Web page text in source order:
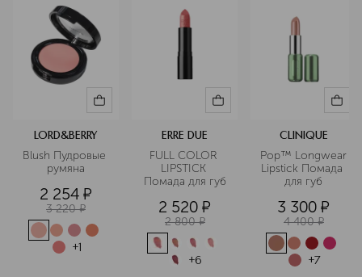
LORD&BERRY
Blush Пудровые
румяна
2 254 ¤
3 220 ¤
+1
ERRE DUE
FULL COLOR
LIPSTICK
Помада для губ
2 520 ¤
2 800 ¤
+6
CLINIQUE
Pop™ Longwear
Lipstick Помада
для губ
3 300 ¤
4 400 ¤
+7